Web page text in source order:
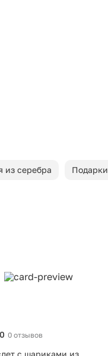
из серебра
0 отзывов
с шариками из